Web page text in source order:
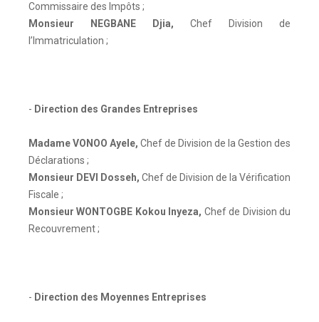
Commissaire des Impôts ;
Monsieur NEGBANE Djia, Chef Division de
l’Immatriculation ;
- Direction des Grandes Entreprises
Madame VONOO Ayele, Chef de Division de la Gestion des
Déclarations ;
Monsieur DEVI Dosseh, Chef de Division de la Vérification
Fiscale ;
Monsieur WONTOGBE Kokou Inyeza, Chef de Division du
Recouvrement ;
- Direction des Moyennes Entreprises